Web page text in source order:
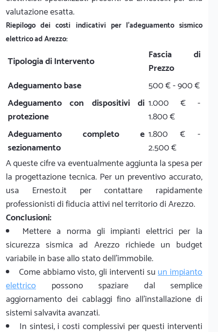
valutazione esatta.
Riepilogo dei costi indicativi per l'adeguamento sismico
elettrico ad Arezzo:
Tipologia di Intervento
Fascia di
Prezzo
Adeguamento base
500 € - 900 €
Adeguamento con dispositivi di
protezione
1.000 € -
1.800 €
Adeguamento completo e
sezionamento
1.800 € -
2.500 €
A queste cifre va eventualmente aggiunta la spesa per
la progettazione tecnica. Per un preventivo accurato,
usa Ernesto.it per contattare rapidamente
professionisti di fiducia attivi nel territorio di Arezzo.
Conclusioni:
Mettere a norma gli impianti elettrici per la
sicurezza sismica ad Arezzo richiede un budget
variabile in base allo stato dell'immobile.
Come abbiamo visto, gli interventi suun impianto
elettrico possono spaziare dal semplice
aggiornamento dei cablaggi fino all'installazione di
sistemi salvavita avanzati.
In sintesi, i costi complessivi per questi interventi